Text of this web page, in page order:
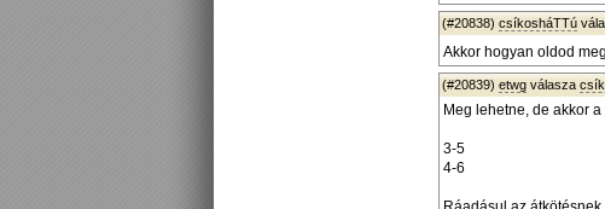
(#20838) csíkosháTTú
Akkor hogyan oldod
(#20839) etwg válasza
Meg lehetne, de akkor
3-5
4-6